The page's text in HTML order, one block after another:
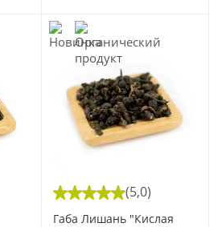
(5,0)
Габа Лишань "Кислая